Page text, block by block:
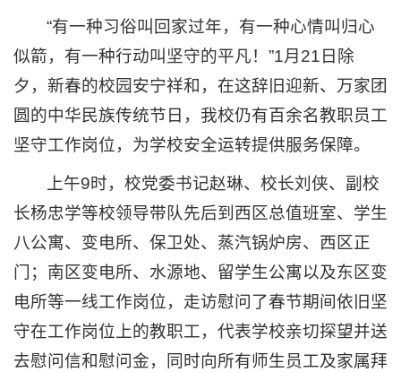
“有一种习俗叫回家过年，有一种心情叫归心
似箭，有一种行动叫坚守的平凡！”1月21日除
夕，新春的校园安宁祥和，在这辞旧迎新、万家团
圆的中华民族传统节日，我校仍有百余名教职员工
坚守工作岗位，为学校安全运转提供服务保障。
上午9时，校党委书记赵琳、校长刘侠、副校
长杨忠学等校领导带队先后到西区总值班室、学生
八公寓、变电所、保卫处、蒸汽锅炉房、西区正
门；南区变电所、水源地、留学生公寓以及东区变
电所等一线工作岗位，走访慰问了春节期间依旧坚
守在工作岗位上的教职工，代表学校亲切探望并送
去慰问信和慰问金，同时向所有师生员工及家属拜